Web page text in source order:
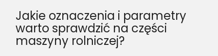
Jakie oznaczenia i parametry
warto sprawdzić na części
maszyny rolniczej?